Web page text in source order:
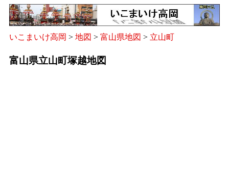
いこまいけ高岡 > 地図 > 富山県地図 > 立山町
富山県立山町塚越地図